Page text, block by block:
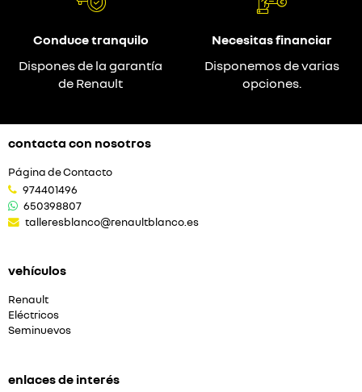
Conduce tranquilo
Dispones de la garantía
de Renault
Necesitas financiar
Disponemos de varias
opciones.
contacta con nosotros
Página de Contacto
974401496
650398807
talleresblanco@renaultblanco.es
vehículos
Renault
Eléctricos
Seminuevos
enlaces de interés